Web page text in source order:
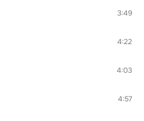
3:49
4:22
4:03
4:57